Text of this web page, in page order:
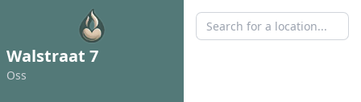
Walstraat 7
Oss